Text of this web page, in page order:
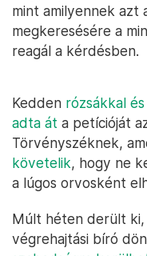
mint amilyennek azt
megkeresésére a
reagál a kérdésben.
Kedden rózsákkal
adta át a petícióját
Törvényszéknek,
követelik, hogy ne
a lúgos orvosként
Múlt héten derült
végrehajtási bíró